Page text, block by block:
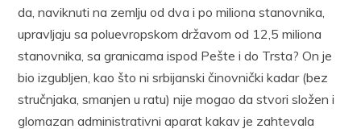
da, naviknuti na zemlju od dva i po miliona stanovnika,
upravljaju sa poluevropskom državom od 12,5 miliona
stanovnika, sa granicama ispod Pešte i do Trsta? On je
bio izgubljen, kao što ni srbijanski činovnički kadar (bez
stručnjaka, smanjen u ratu) nije mogao da stvori složen i
glomazan administrativni aparat kakav je zahtevala